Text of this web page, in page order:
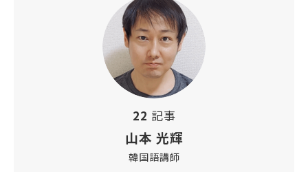
22 記事
山本 光輝
韓国語講師